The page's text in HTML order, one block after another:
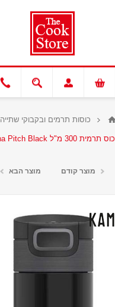
כוסות תרמים ובקבוקי שתייה
כוס תרמית 300 מ"ל Etna Pitch Black
מוצר קודם מוצר הבא